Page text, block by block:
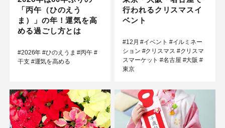
「丙午（ひのえう
ま）」の年！運気を高
める過ごし方とは
#2026年 #ひのえうま #丙午 #
干支 #運気を高める
行われるクリスマスイ
ベント
#12月 #イベント #イルミネー
ション #クリスマス #クリスマ
スマーケット #名古屋 #大阪 #
東京